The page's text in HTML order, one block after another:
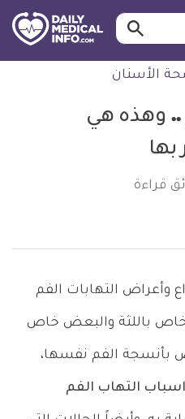
ابحث…
الأسنان
.. وهذه هي
قراءة
وأعراض التهابات الفم
خاص باللثة والبعض خاص
بأنسجة الفم نفسها،
اسباب التهاب الفم